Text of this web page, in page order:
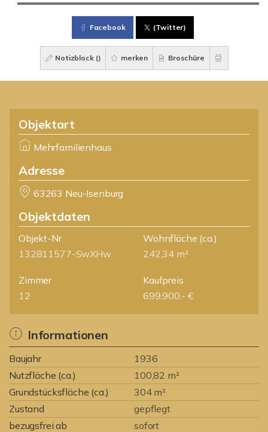
Facebook (Twitter)
Notizblock () merken Broschüre
Objektart
Mehrfamilienhaus
Adresse
63263 Neu-Isenburg
Objektdaten
Objekt-Nr.
132811577-SwXHw
Wohnfläche (ca.)
242,34 m²
Zimmer
12
Kaufpreis
699.900,- €
Informationen
Baujahr
1936
Nutzfläche (ca.)
100,82 m²
Grundstücksfläche (ca.)
304 m²
Zustand
gepflegt
bezugsfrei ab
sofort